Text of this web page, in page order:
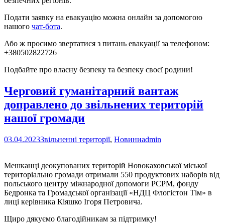
Подати заявку на евакуацію можна онлайн за допомогою
нашого чат-бота.
Або ж просимо звертатися з питань евакуації за телефоном:
+380502822726
Подбайте про власну безпеку та безпеку своєї родини!
Черговий гуманітарний вантаж
доправлено до звільнених територій
нашої громади
03.04.2023Звільненні території, Новиниadmin
Мешканці деокупованих територій Новокаховської міської
територіально громади отримали 550 продуктових наборів від
польського центру міжнародної допомоги РСРМ, фонду
Бедронка та Громадської організації «НДЦ Флогістон Тім» в
лиці керівника Кіяшко Ігоря Петровича.
Щиро дякуємо благодійникам за підтримку!